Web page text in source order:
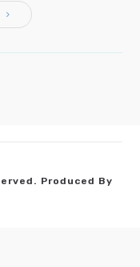
ΕΠΙΣΤΗΜΟΝΙΚΟ
ΠΡΟΓΡΑΜΜΑ
Produced By